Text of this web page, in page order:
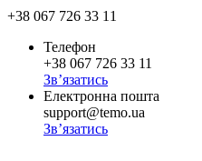
+38 067 726 33 11
Телефон
+38 067 726 33 11
Зв’язатись
Електронна пошта
support@temo.ua
Зв’язатись